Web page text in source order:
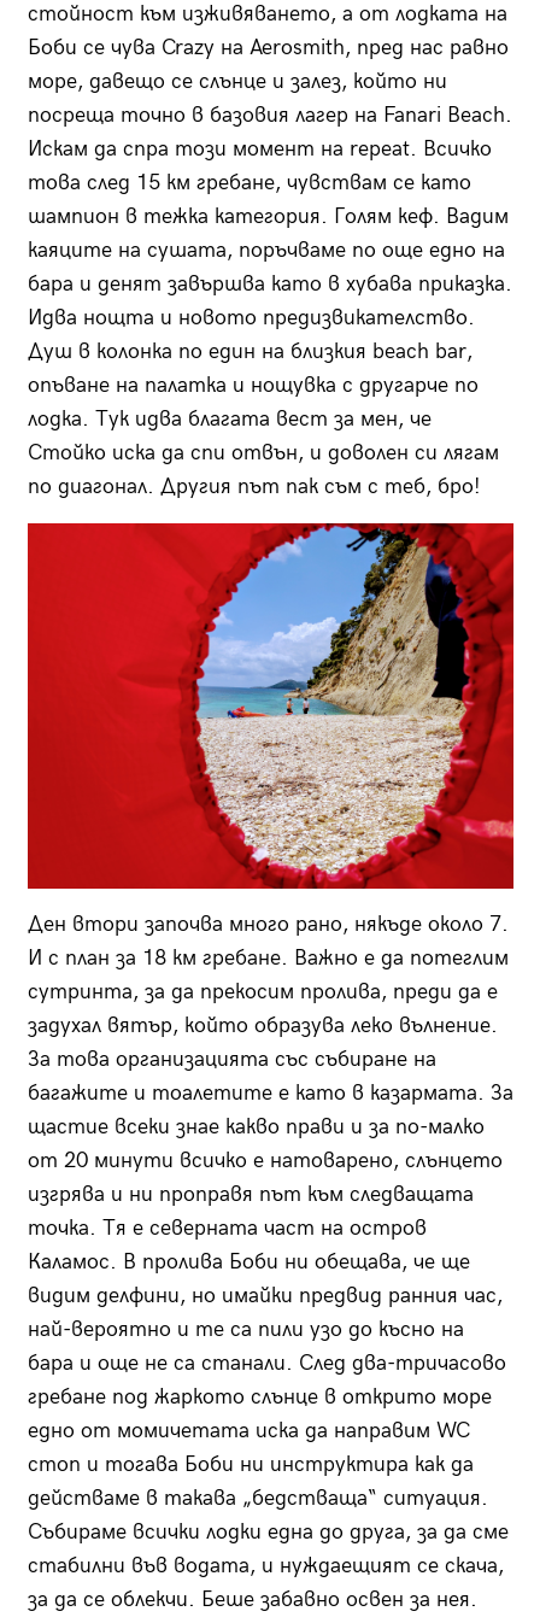
стойност към изживяването, а от лодката на
Боби се чува Crazy на Aerosmith, пред нас равно
море, давещо се слънце и залез, който ни
посреща точно в базовия лагер на Fanari Beach.
Искам да спра този момент на repeat. Всичко
това след 15 км гребане, чувствам се като
шампион в тежка категория. Голям кеф. Вадим
каяците на сушата, поръчваме по още едно на
бара и денят завършва като в хубава приказка.
Идва нощта и новото предизвикателство.
Душ в колонка по един на близкия beach bar,
опъване на палатка и нощувка с другарче по
лодка. Тук идва благата вест за мен, че
Стойко иска да спи отвън, и доволен си лягам
по диагонал. Другия път пак съм с теб, бро!
Ден втори започва много рано, някъде около 7.
И с план за 18 км гребане. Важно е да потеглим
сутринта, за да прекосим пролива, преди да е
задухал вятър, който образува леко вълнение.
За това организацията със събиране на
багажите и тоалетите е като в казармата. За
щастие всеки знае какво прави и за по-малко
от 20 минути всичко е натоварено, слънцето
изгрява и ни проправя път към следващата
точка. Тя е северната част на остров
Каламос. В пролива Боби ни обещава, че ще
видим делфини, но имайки предвид ранния час,
най-вероятно и те са пили узо до късно на
бара и още не са станали. След два-тричасово
гребане под жаркото слънце в открито море
едно от момичетата иска да направим WC
стоп и тогава Боби ни инструктира как да
действаме в такава „бедстваща“ ситуация.
Събираме всички лодки една до друга, за да сме
стабилни във водата, и нуждаещият се скача,
за да се облекчи. Беше забавно освен за нея.